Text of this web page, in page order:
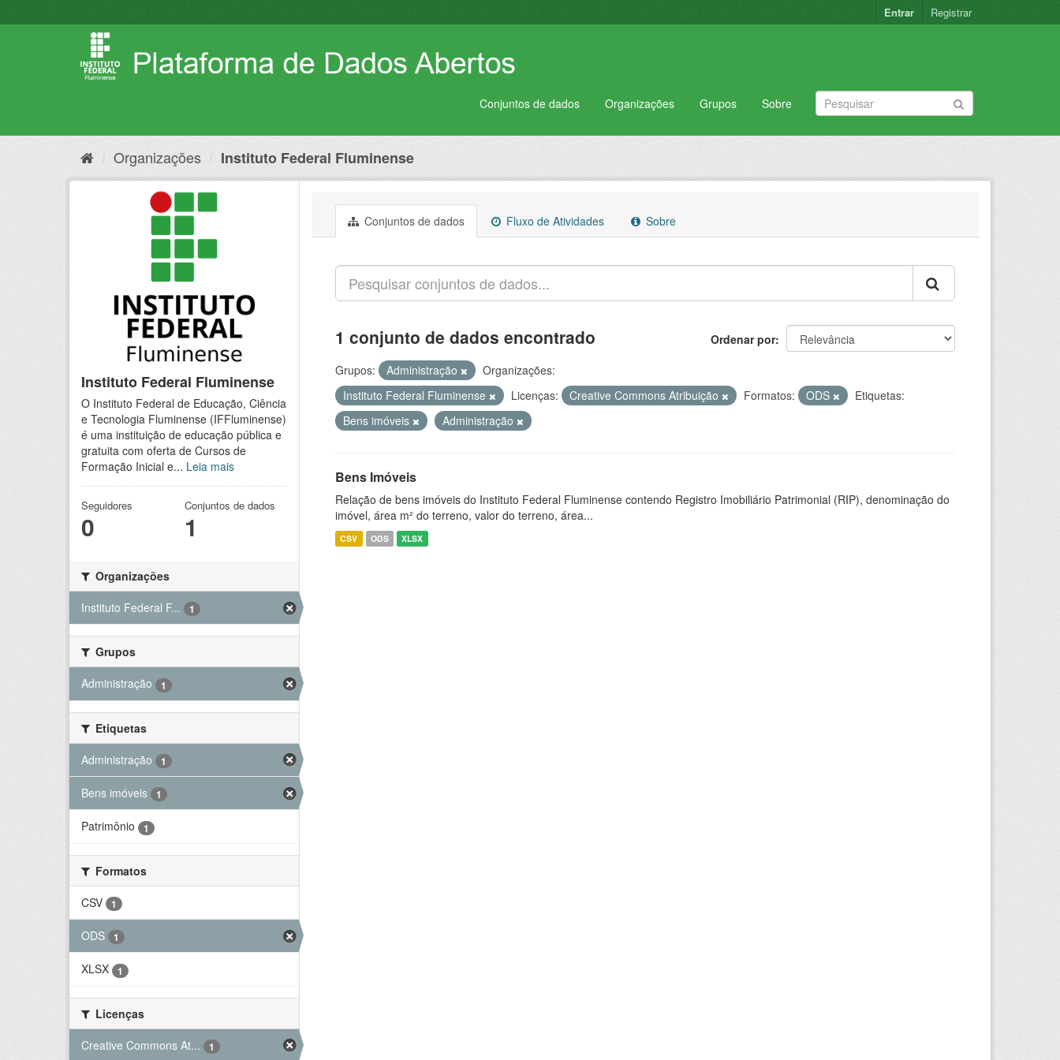
para
Entrar Registrar
Conjuntos de dados Organizações Grupos Sobre
Organizações Instituto Federal Fluminense
Instituto Federal Fluminense
O Instituto Federal de Educação, Ciência
e Tecnologia Fluminense (IFFluminense)
é uma instituição de educação pública e
gratuita com oferta de Cursos de
Formação Inicial e... Leia mais
Seguidores
0
Conjuntos de dados
1
Organizações
Instituto Federal F...
1
Grupos
Administração
1
Etiquetas
Administração
1
Bens imóveis 1
Patrimônio 1
Formatos
CSV
1
ODS 1
XLSX 1
Licenças
Creative Commons At...
1
Conjuntos de dados Fluxo de Atividades Sobre
Ordenar por
1 conjunto de dados encontrado
Grupos: Administração
Organizações:
Instituto Federal Fluminense
Licenças: Creative Commons Atribuição Formatos: ODS
Etiquetas:
Bens imóveis
Administração
Bens Imóveis
Relação de bens imóveis do Instituto Federal Fluminense contendo Registro Imobiliário Patrimonial (RIP), denominação do
imóvel, área m² do terreno, valor do terreno, área...
CSV ODS XLSX